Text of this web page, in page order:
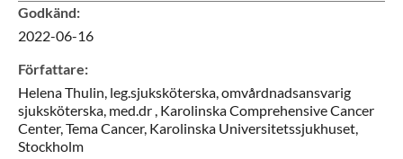
Godkänd:
2022-06-16
Författare:
HelenaThulin, leg.sjuksköterska, omvårdnadsansvarig
sjuksköterska, med.dr , Karolinska Comprehensive Cancer
Center, Tema Cancer, Karolinska Universitetssjukhuset,
Stockholm